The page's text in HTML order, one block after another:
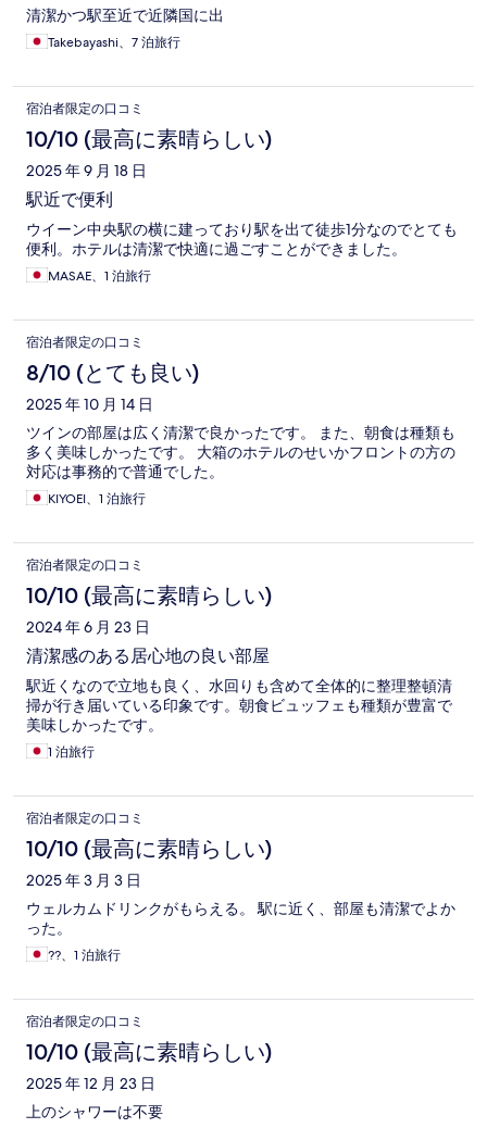
清潔かつ駅至近で近隣国に出
Takebayashi、7 泊旅行
宿泊者限定の口コミ
10/10 (最高に素晴らしい)
2025 年 9 月 18 日
駅近で便利
ウイーン中央駅の横に建っており駅を出て徒歩1分なのでとても
便利。ホテルは清潔で快適に過ごすことができました。
MASAE、1 泊旅行
宿泊者限定の口コミ
8/10 (とても良い)
2025 年 10 月 14 日
ツインの部屋は広く清潔で良かったです。 また、朝食は種類も
多く美味しかったです。 大箱のホテルのせいかフロントの方の
対応は事務的で普通でした。
KIYOEI、1 泊旅行
宿泊者限定の口コミ
10/10 (最高に素晴らしい)
2024 年 6 月 23 日
清潔感のある居心地の良い部屋
駅近くなので立地も良く、水回りも含めて全体的に整理整頓清
掃が行き届いている印象です。朝食ビュッフェも種類が豊富で
美味しかったです。
1 泊旅行
宿泊者限定の口コミ
10/10 (最高に素晴らしい)
2025 年 3 月 3 日
ウェルカムドリンクがもらえる。 駅に近く、部屋も清潔でよか
った。
??、1 泊旅行
宿泊者限定の口コミ
10/10 (最高に素晴らしい)
2025 年 12 月 23 日
上のシャワーは不要